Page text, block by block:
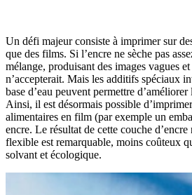
Un défi majeur consiste à imprimer sur
que des films. Si l’encre ne sèche pas
mélange, produisant des images vagues
n’accepterait. Mais les additifs spéciaux
base d’eau peuvent permettre d’améliorer
Ainsi, il est désormais possible
alimentaires en film (par exemple un
encre. Le résultat de cette couche
flexible est remarquable, moins coûteux
solvant et écologique.